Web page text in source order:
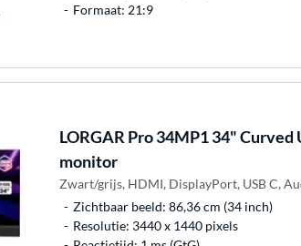
Formaat: 21:9
LORGAR Pro 34MP1 34"
monitor
Zwart/grijs, HDMI, DisplayPort, USB C,
Zichtbaar beeld: 86,36 cm (34 inch)
Resolutie: 3440 x 1440 pixels